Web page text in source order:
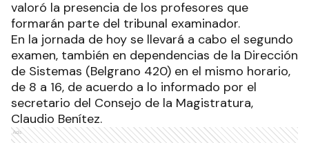
valoró la presencia de los profesores que
formarán parte del tribunal examinador.
En la jornada de hoy se llevará a cabo el segundo
examen, también en dependencias de la Dirección
de Sistemas (Belgrano 420) en el mismo horario,
de 8 a 16, de acuerdo a lo informado por el
secretario del Consejo de la Magistratura,
Claudio Benítez.
Ads